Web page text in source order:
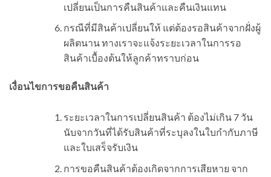
เปลี่ยนเป็นการคืนสินค้าและคืนเงินแทน
กรณีที่มีสินค้าเปลี่ยนให้ แต่ต้องรอสินค้าจากฝั่งผู้
ผลิตนาน ทางเราจะแจ้งระยะเวลาในการรอ
สินค้าเบื้องต้นให้ลูกค้าทราบก่อน
เงื่อนไขการขอคืนสินค้า
ระยะเวลาในการเปลี่ยนสินค้า ต้องไม่เกิน 7 วัน
นับจากวันที่ได้รับสินค้าที่ระบุลงในใบกำกับภาษี
และใบเสร็จรับเงิน
การขอคืนสินค้าต้องเกิดจากการเสียหาย จาก